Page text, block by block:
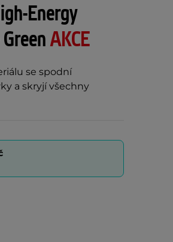
Energy
AKCE
se spodní
a skryjí všechny